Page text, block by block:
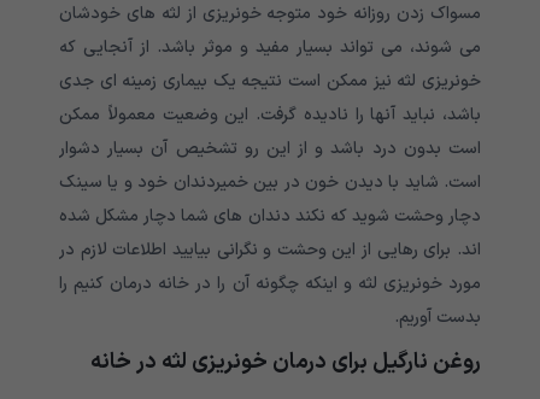
مسواک زدن روزانه خود متوجه خونریزی از لثه های خودشان
می شوند، می تواند بسیار مفید و موثر باشد. از آنجایی که
خونریزی لثه نیز ممکن است نتیجه یک بیماری زمینه ای جدی
باشد، نباید آنها را نادیده گرفت. این وضعیت معمولاً ممکن
است بدون درد باشد و از این رو تشخیص آن بسیار دشوار
است. شاید با دیدن خون در بین خمیردندان خود و یا سینک
دچار وحشت شوید که نکند دندان های شما دچار مشکل شده
اند. برای رهایی از این وحشت و نگرانی بیایید اطلاعات لازم در
مورد خونریزی لثه و اینکه چگونه آن را در خانه درمان کنیم را
بدست آوریم.
روغن نارگیل برای درمان خونریزی لثه در خانه